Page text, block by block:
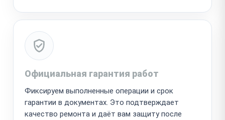
Официальная гарантия работ
Фиксируем выполненные операции и срок
гарантии в документах. Это подтверждает
качество ремонта и даёт вам защиту после